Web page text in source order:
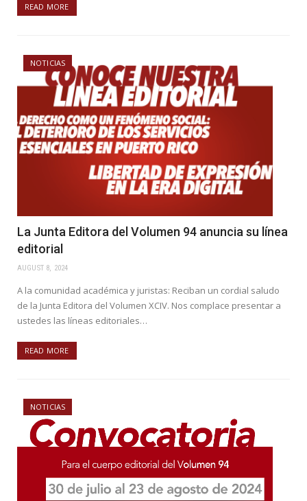
READ MORE
NOTICIAS
La Junta Editora del Volumen 94 anuncia su línea
editorial
AUGUST 8, 2024
A la comunidad académica y juristas: Reciban un cordial saludo
de la Junta Editora del Volumen XCIV. Nos complace presentar a
ustedes las líneas editoriales…
READ MORE
NOTICIAS